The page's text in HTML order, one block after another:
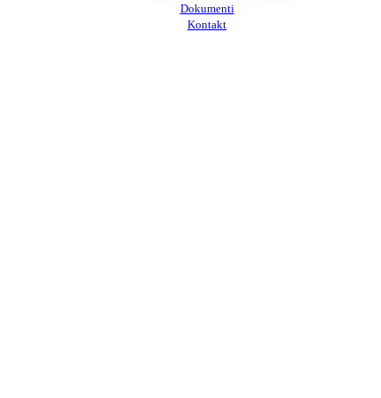
Dokumenti
Kontakt